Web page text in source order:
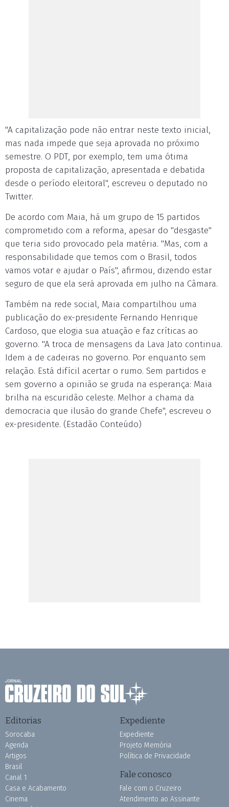
"A capitalização pode não entrar neste texto inicial,
mas nada impede que seja aprovada no próximo
semestre. O PDT, por exemplo, tem uma ótima
proposta de capitalização, apresentada e debatida
desde o período eleitoral", escreveu o deputado no
Twitter.
De acordo com Maia, há um grupo de 15 partidos
comprometido com a reforma, apesar do "desgaste"
que teria sido provocado pela matéria. "Mas, com a
responsabilidade que temos com o Brasil, todos
vamos votar e ajudar o País", afirmou, dizendo estar
seguro de que ela será aprovada em julho na Câmara.
Também na rede social, Maia compartilhou uma
publicação do ex-presidente Fernando Henrique
Cardoso, que elogia sua atuação e faz críticas ao
governo. "A troca de mensagens da Lava Jato continua.
Idem a de cadeiras no governo. Por enquanto sem
relação. Está difícil acertar o rumo. Sem partidos e
sem governo a opinião se gruda na esperança: Maia
brilha na escuridão celeste. Melhor a chama da
democracia que ilusão do grande Chefe", escreveu o
ex-presidente. (Estadão Conteúdo)
Editorias
Sorocaba
Agenda
Artigos
Brasil
Canal 1
Casa e Acabamento
Cinema
Expediente
Expediente
Projeto Memória
Política de Privacidade
Fale conosco
Fale com o Cruzeiro
Atendimento ao Assinante